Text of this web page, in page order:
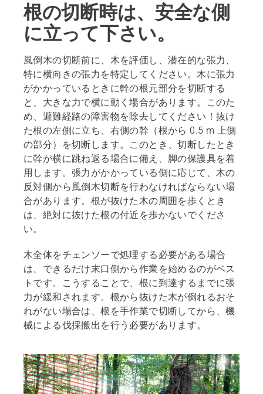
根の切断時は、安全な側
に立って下さい。
風倒木の切断前に、木を評価し、潜在的な張力、
特に横向きの張力を特定してください。木に張力
がかかっているときに幹の根元部分を切断する
と、大きな力で横に動く場合があります。このた
め、避難経路の障害物を除去してください！抜け
た根の左側に立ち、右側の幹（根から 0.5 m 上側
の部分）を切断します。このとき、切断したとき
に幹が横に跳ね返る場合に備え、脚の保護具を着
用します。張力がかかっている側に応じて、木の
反対側から風倒木切断を行わなければならない場
合があります。根が抜けた木の周囲を歩くとき
は、絶対に抜けた根の付近を歩かないでくださ
い。
木全体をチェンソーで処理する必要がある場合
は、できるだけ末口側から作業を始めるのがベス
トです。こうすることで、根に到達するまでに張
力が緩和されます。根から抜けた木が倒れるおそ
れがない場合は、根を手作業で切断してから、機
械による伐採搬出を行う必要があります。